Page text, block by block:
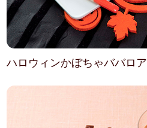
ハロウィンかぼちゃババロア